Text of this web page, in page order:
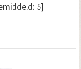
5]